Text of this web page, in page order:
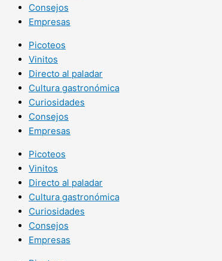
Consejos
Empresas
Picoteos
Vinitos
Directo al paladar
Cultura gastronómica
Curiosidades
Consejos
Empresas
Picoteos
Vinitos
Directo al paladar
Cultura gastronómica
Curiosidades
Consejos
Empresas